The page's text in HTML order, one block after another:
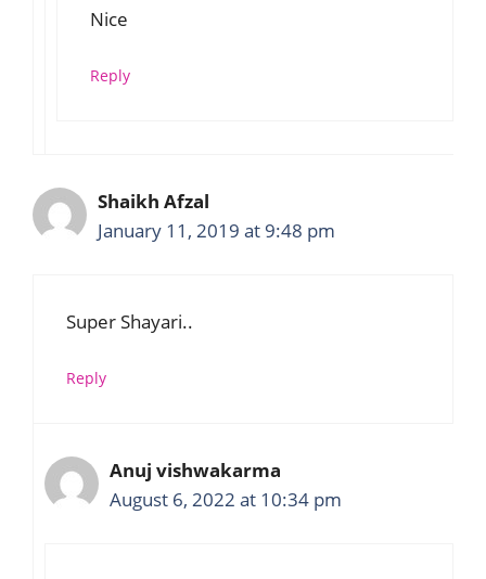
Nice
Reply
Shaikh Afzal
January 11, 2019 at 9:48 pm
Super Shayari..
Reply
Anuj vishwakarma
August 6, 2022 at 10:34 pm